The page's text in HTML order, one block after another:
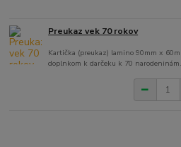
Preukaz vek 70 rokov
Kartička (preukaz) lamino 90mm x
doplnkom k darčeku k 70 narodeninám.